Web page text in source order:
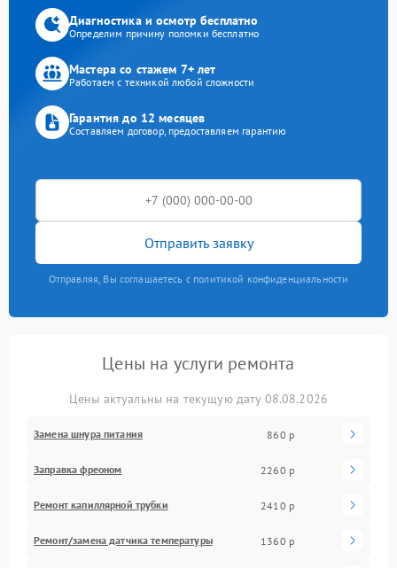
Диагностика и осмотр бесплатно
Определим причину поломки бесплатно
Мастера со стажем 7+ лет
Работаем с техникой любой сложности
Гарантия до 12 месяцев
Составляем договор, предоставляем гарантию
Отправить заявку
Отправляя, Вы соглашаетесь с политикой конфиденциальности
Цены на услуги ремонта
Цены актуальны на текущую дату 08.08.2026
Замена шнура питания 860 р
Заправка фреоном 2260 р
Ремонт капиллярной трубки 2410 р
Ремонт/замена датчика температуры 1360 р